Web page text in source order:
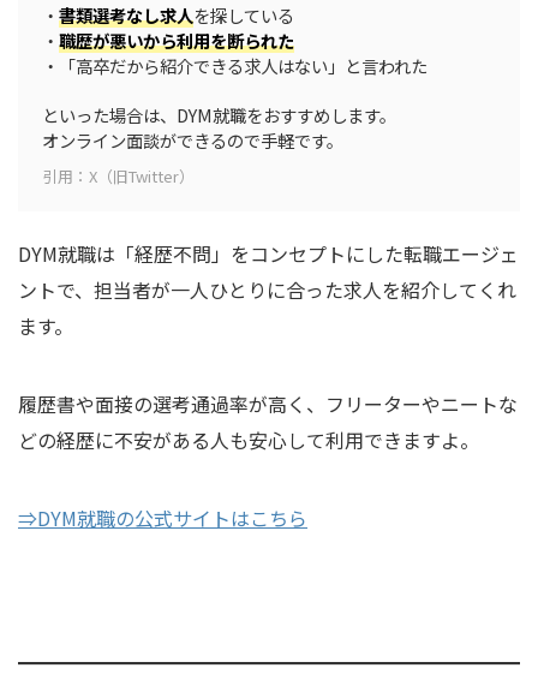
・ 書類選考なし求人を探している
・ 職歴が悪いから利用を断られた
・「高卒だから紹介できる求人はない」と言われた
といった場合は、DYM就職をおすすめします。
オンライン面談ができるので手軽です。
引用：X（旧Twitter）
DYM就職は「経歴不問」をコンセプトにした転職エージェ
ントで、担当者が一人ひとりに合った求人を紹介してくれ
ます。
履歴書や面接の選考通過率が高く、フリーターやニートな
どの経歴に不安がある人も安心して利用できますよ。
⇒DYM就職の公式サイトはこちら